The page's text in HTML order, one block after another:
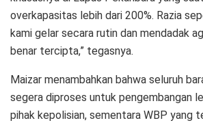
overkapasitas lebih dari 200%. Razia
kami gelar secara rutin dan mendadak
benar tercipta,” tegasnya.
Maizar menambahkan bahwa seluruh
segera diproses untuk pengembangan
pihak kepolisian, sementara WBP yang